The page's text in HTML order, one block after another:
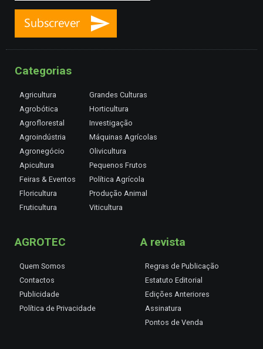
Categorias
Agricultura
Agrobótica
Agroflorestal
Agroindústria
Agronegócio
Apicultura
Feiras & Eventos
Floricultura
Fruticultura
Grandes Culturas
Horticultura
Investigação
Máquinas Agrícolas
Olivicultura
Pequenos Frutos
Política Agrícola
Produção Animal
Viticultura
AGROTEC
Quem Somos
Contactos
Publicidade
Política de Privacidade
A revista
Regras de Publicação
Estatuto Editorial
Edições Anteriores
Assinatura
Pontos de Venda